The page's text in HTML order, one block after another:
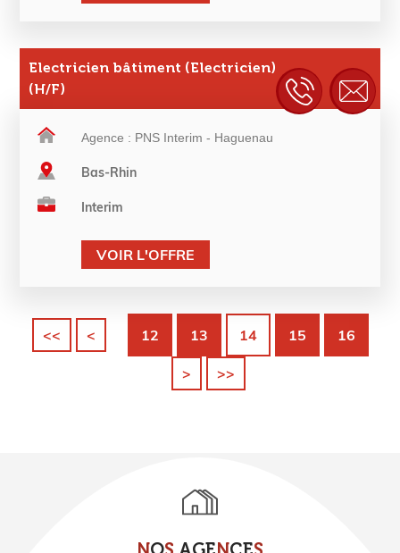
Electricien bâtiment (Electricien)
(H/F)
Agence : PNS Interim - Haguenau
Bas-Rhin
Interim
VOIR L'OFFRE
<< < 12 13 14 15 16
> >>